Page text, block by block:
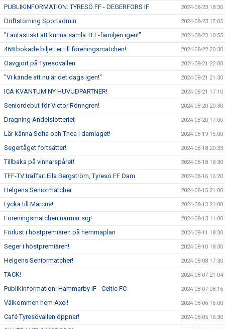
PUBLIKINFORMATION: TYRESÖ FF - DEGERFORS IF 2024-08-23 18:30
Driftstörning Sportadmin 2024-08-23 17:05
"Fantastiskt att kunna samla TFF-familjen igen!" 2024-08-23 10:55
468 bokade biljetter till föreningsmatchen! 2024-08-22 20:30
Oavgjort på Tyresövallen 2024-08-21 22:00
"Vi kände att nu är det dags igen!" 2024-08-21 21:30
ICA KVANTUM NY HUVUDPARTNER! 2024-08-21 17:10
Seniordebut för Victor Rönngren! 2024-08-20 20:30
Dragning Andelslotteriet 2024-08-20 17:00
Lär känna Sofia och Thea i damlaget! 2024-08-19 15:00
Segertåget fortsätter! 2024-08-18 20:33
Tillbaka på vinnarspåret! 2024-08-18 18:30
TFF-TV träffar: Ella Bergström, Tyresö FF Dam 2024-08-16 16:20
Helgens Seniormatcher 2024-08-15 21:00
Lycka till Marcus! 2024-08-13 21:00
Föreningsmatchen närmar sig! 2024-08-13 11:00
Förlust i höstpremiären på hemmaplan 2024-08-11 18:30
Seger i höstpremiären! 2024-08-10 18:30
Helgens Seniormatcher! 2024-08-08 17:30
TACK! 2024-08-07 21:04
Publikinformation: Hammarby IF - Celtic FC 2024-08-07 08:16
Välkommen hem Axel! 2024-08-06 16:00
Café Tyresövallen öppnar! 2024-08-05 16:30